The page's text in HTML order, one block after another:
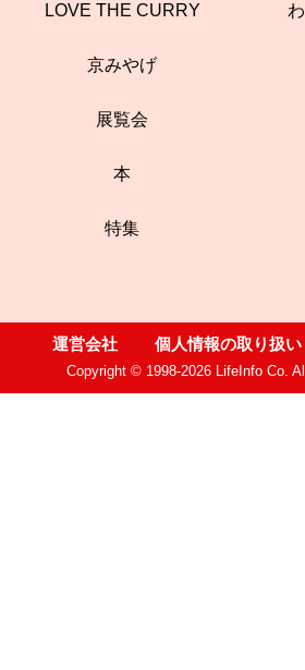
LOVE THE CURRY
京みやげ
展覧会
本
特集
運営会社 個人情報の取り扱い
Copyright © 1998-2026 LifeInfo Co.